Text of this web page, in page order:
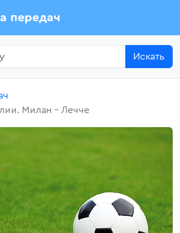
передач
Искать
Милан - Лечче